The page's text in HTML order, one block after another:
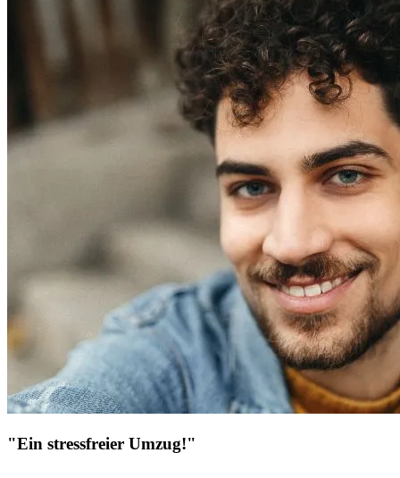
"Ein stressfreier Umzug!"